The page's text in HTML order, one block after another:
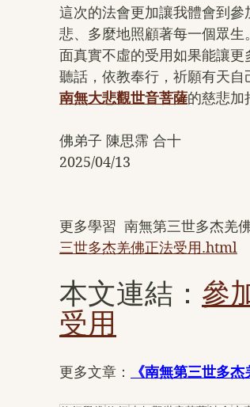
這次的法會更加讓我體會到
悲、多麼地照顧著每一個眾
面真實不虛的受用如果能讓
聽話，依教奉行，祈願有天
南無大悲觀世音菩薩的慈悲加
佛弟子 陳思霈 合十
2025/04/13
更多學習  南無第三世多杰羌
三世多杰羌佛正法受用.html
本文連結： 參
受用
更多文章： 《南無第三世多